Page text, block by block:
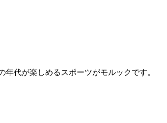
代が楽しめるスポーツがモルックです。